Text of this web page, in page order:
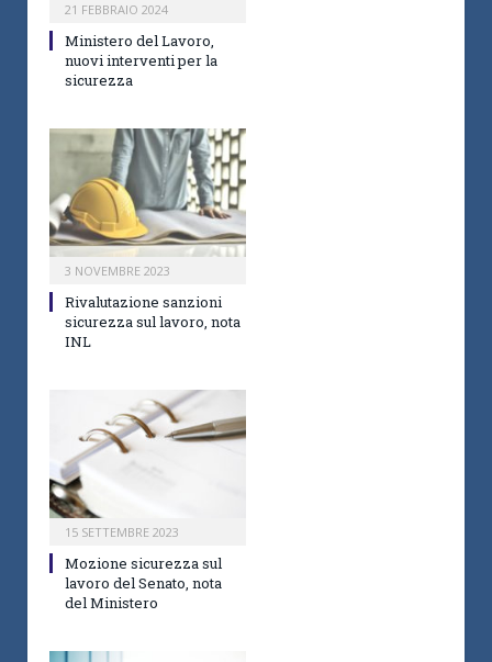
21 FEBBRAIO 2024
Ministero del Lavoro,
nuovi interventi per la
sicurezza
3 NOVEMBRE 2023
Rivalutazione sanzioni
sicurezza sul lavoro, nota
INL
15 SETTEMBRE 2023
Mozione sicurezza sul
lavoro del Senato, nota
del Ministero